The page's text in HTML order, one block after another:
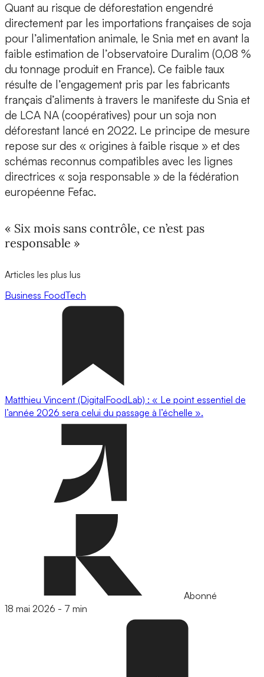
Quant au risque de déforestation engendré
directement par les importations françaises de soja
pour l’alimentation animale, le Snia met en avant la
faible estimation de l’observatoire Duralim (0,08 %
du tonnage produit en France). Ce faible taux
résulte de l’engagement pris par les fabricants
français d’aliments à travers le manifeste du Snia et
de LCA NA (coopératives) pour un soja non
déforestant lancé en 2022. Le principe de mesure
repose sur des « origines à faible risque » et des
schémas reconnus compatibles avec les lignes
directrices « soja responsable » de la fédération
européenne Fefac.
« Six mois sans contrôle, ce n’est pas
responsable »
Articles les plus lus
Business FoodTech
Matthieu Vincent (DigitalFoodLab) : « Le point essentiel de
l’année 2026 sera celui du passage à l’échelle ».
Abonné
18 mai 2026 - 7 min